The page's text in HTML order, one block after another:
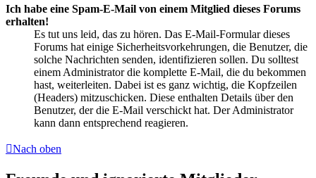
Ich habe eine Spam-E-Mail von einem Mitglied dieses Forums
erhalten!
Es tut uns leid, das zu hören. Das E-Mail-Formular dieses
Forums hat einige Sicherheitsvorkehrungen, die Benutzer, die
solche Nachrichten senden, identifizieren sollen. Du solltest
einem Administrator die komplette E-Mail, die du bekommen
hast, weiterleiten. Dabei ist es ganz wichtig, die Kopfzeilen
(Headers) mitzuschicken. Diese enthalten Details über den
Benutzer, der die E-Mail verschickt hat. Der Administrator
kann dann entsprechend reagieren.
Nach oben